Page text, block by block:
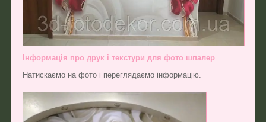
Інформація про друк і текстури для фото шпалер
Натискаємо на фото і переглядаємо інформацію.